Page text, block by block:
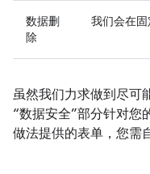
数据删
除
我们会在固
虽然我们力求做到尽可
“数据安全”部分针对您
做法提供的表单，您需